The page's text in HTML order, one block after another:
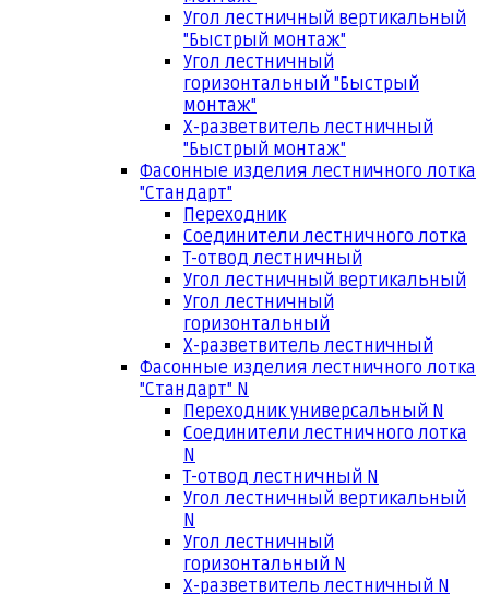
Угол лестничный вертикальный
"Быстрый монтаж"
Угол лестничный
горизонтальный "Быстрый
монтаж"
Х-разветвитель лестничный
"Быстрый монтаж"
Фасонные изделия лестничного лотка
"Стандарт"
Переходник
Соединители лестничного лотка
Т-отвод лестничный
Угол лестничный вертикальный
Угол лестничный
горизонтальный
Х-разветвитель лестничный
Фасонные изделия лестничного лотка
"Стандарт" N
Переходник универсальный N
Соединители лестничного лотка
N
Т-отвод лестничный N
Угол лестничный вертикальный
N
Угол лестничный
горизонтальный N
Х-разветвитель лестничный N